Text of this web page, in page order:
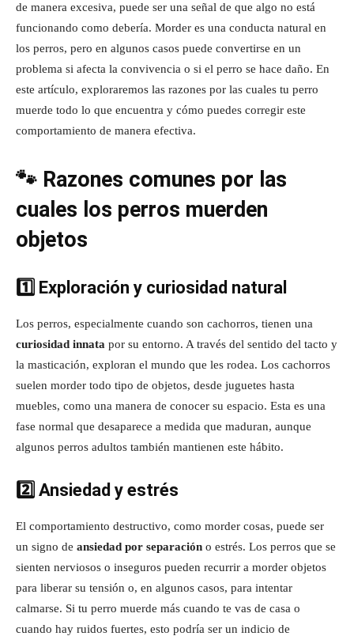
de manera excesiva, puede ser una señal de que algo no está
funcionando como debería. Morder es una conducta natural en
los perros, pero en algunos casos puede convertirse en un
problema si afecta la convivencia o si el perro se hace daño. En
este artículo, exploraremos las razones por las cuales tu perro
muerde todo lo que encuentra y cómo puedes corregir este
comportamiento de manera efectiva.
🐾 Razones comunes por las
cuales los perros muerden
objetos
1️⃣ Exploración y curiosidad natural
Los perros, especialmente cuando son cachorros, tienen una
curiosidad innata por su entorno. A través del sentido del tacto y
la masticación, exploran el mundo que les rodea. Los cachorros
suelen morder todo tipo de objetos, desde juguetes hasta
muebles, como una manera de conocer su espacio. Esta es una
fase normal que desaparece a medida que maduran, aunque
algunos perros adultos también mantienen este hábito.
2️⃣ Ansiedad y estrés
El comportamiento destructivo, como morder cosas, puede ser
un signo de ansiedad por separación o estrés. Los perros que se
sienten nerviosos o inseguros pueden recurrir a morder objetos
para liberar su tensión o, en algunos casos, para intentar
calmarse. Si tu perro muerde más cuando te vas de casa o
cuando hay ruidos fuertes, esto podría ser un indicio de